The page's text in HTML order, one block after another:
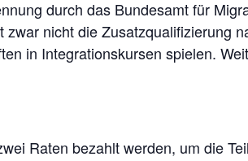
durch das Bundesamt für
nicht die Zusatzqualifizierung
in Integrationskursen spielen.
Raten bezahlt werden, um die